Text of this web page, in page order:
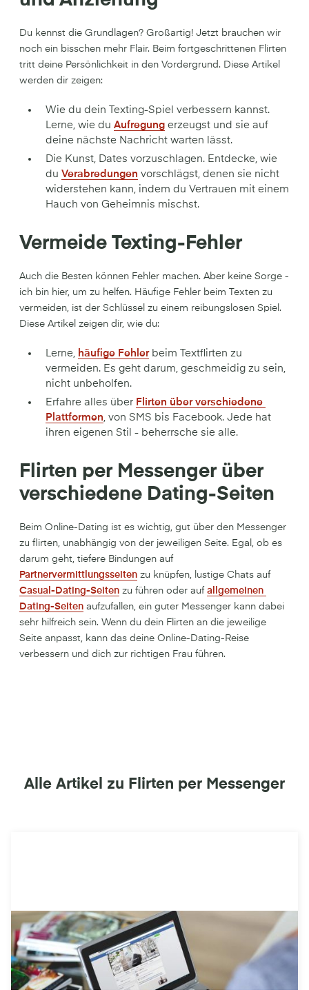
Du kennst die Grundlagen? Großartig! Jetzt brauchen wir
noch ein bisschen mehr Flair. Beim fortgeschrittenen Flirten
tritt deine Persönlichkeit in den Vordergrund. Diese Artikel
werden dir zeigen:
Wie du dein Texting-Spiel verbessern kannst.
Lerne, wie du Aufregung erzeugst und sie auf
deine nächste Nachricht warten lässt.
Die Kunst, Dates vorzuschlagen. Entdecke, wie
du Verabredungen vorschlägst, denen sie nicht
widerstehen kann, indem du Vertrauen mit einem
Hauch von Geheimnis mischst.
Vermeide Texting-Fehler
Auch die Besten können Fehler machen. Aber keine Sorge -
ich bin hier, um zu helfen. Häufige Fehler beim Texten zu
vermeiden, ist der Schlüssel zu einem reibungslosen Spiel.
Diese Artikel zeigen dir, wie du:
Lerne, häufige Fehlerbeim Textflirten zu
vermeiden. Es geht darum, geschmeidig zu sein,
nicht unbeholfen.
Erfahre alles über Flirten über verschiedene
Plattformen, von SMS bis Facebook. Jede hat
ihren eigenen Stil - beherrsche sie alle.
Flirten per Messenger über
verschiedene Dating-Seiten
Beim Online-Dating ist es wichtig, gut über den Messenger
zu flirten, unabhängig von der jeweiligen Seite. Egal, ob es
darum geht, tiefere Bindungen auf
Partnervermittlungsseiten zu knüpfen, lustige Chats auf
Casual-Dating-Seiten zu führen oder auf allgemeinen
Dating-Seiten aufzufallen, ein guter Messenger kann dabei
sehr hilfreich sein. Wenn du dein Flirten an die jeweilige
Seite anpasst, kann das deine Online-Dating-Reise
verbessern und dich zur richtigen Frau führen.
Alle Artikel zu Flirten per Messenger